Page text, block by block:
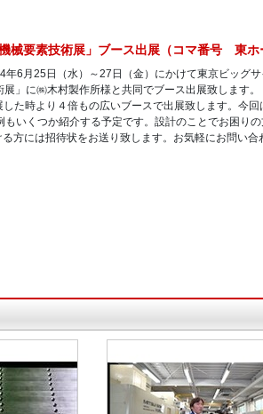
械要素技術展」ブース出展（コマ番号 東ホ
年6月25日（水）～27日（金）にかけて東京ビッグ
展」に㈱木村製作所様と共同でブース出展致します
た時より４倍もの広いブースで出展致します。今回
もいくつか紹介する予定です。設計のことでお困り
方には招待状をお送り致します。お気軽にお問い合